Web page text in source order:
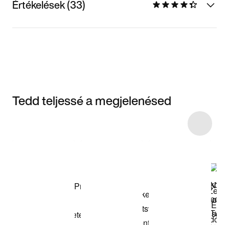
Értékelések (33)
Tedd teljessé a megjelenésed